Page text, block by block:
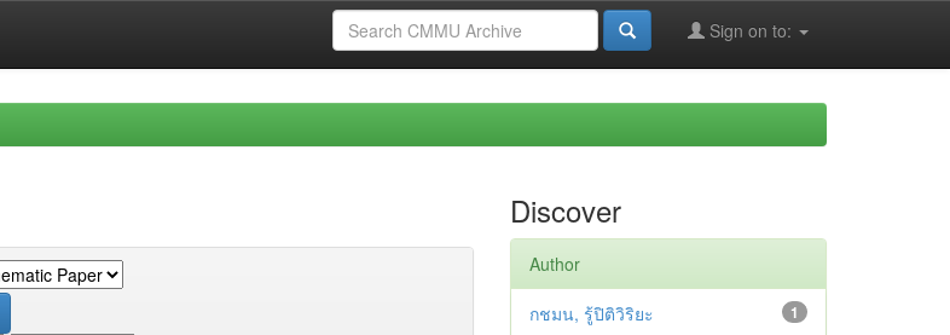
Sign on to:
Discover
Author
1
กชมน, รู้ปิติวิริยะ